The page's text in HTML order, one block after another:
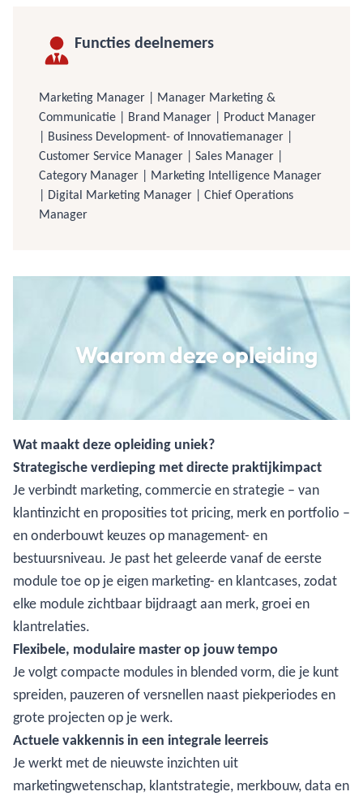
Functies deelnemers
Marketing Manager | Manager Marketing &
Communicatie | Brand Manager | Product Manager
| Business Development- of Innovatiemanager |
Customer Service Manager | Sales Manager |
Category Manager | Marketing Intelligence Manager
| Digital Marketing Manager | Chief Operations
Manager
Waarom deze opleiding
Wat maakt deze opleiding uniek?
Strategische verdieping met directe praktijkimpact
Je verbindt marketing, commercie en strategie – van
klantinzicht en proposities tot pricing, merk en portfolio –
en onderbouwt keuzes op management- en
bestuursniveau. Je past het geleerde vanaf de eerste
module toe op je eigen marketing- en klantcases, zodat
elke module zichtbaar bijdraagt aan merk, groei en
klantrelaties.
Flexibele, modulaire master op jouw tempo
Je volgt compacte modules in blended vorm, die je kunt
spreiden, pauzeren of versnellen naast piekperiodes en
grote projecten op je werk.
Actuele vakkennis in een integrale leerreis
Je werkt met de nieuwste inzichten uit
marketingwetenschap, klantstrategie, merkbouw, data en